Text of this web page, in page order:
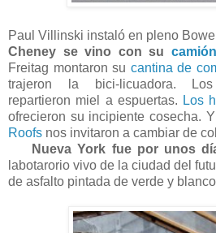
Paul Villinski instaló en pleno
Cheney se vino con su
Freitag montaron su cantina de
trajeron la bici-licuadora.
repartieron miel a espuertas. Los
ofrecieron su incipiente cosecha.
Roofs nos invitaron a cambiar de
Nueva York fue por unos
labotarorio vivo de la ciudad del
de asfalto pintada de verde y